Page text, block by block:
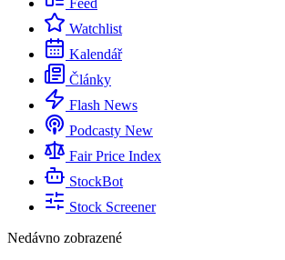
Feed
Watchlist
Kalendář
Články
Flash News
Podcasty New
Fair Price Index
StockBot
Stock Screener
Nedávno zobrazené